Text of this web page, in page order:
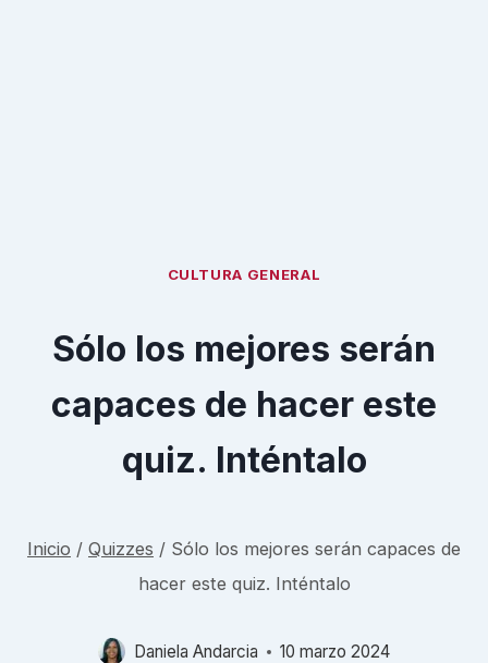
CULTURA GENERAL
Sólo los mejores serán
capaces de hacer este
quiz. Inténtalo
Inicio / Quizzes / Sólo los mejores serán capaces de
hacer este quiz. Inténtalo
Daniela Andarcia 10 marzo 2024